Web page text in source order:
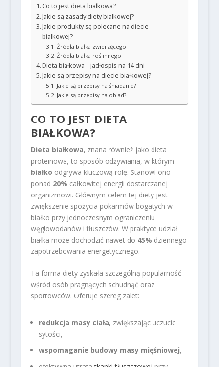
Co to jest dieta białkowa?
Jakie są zasady diety białkowej?
Jakie produkty są polecane na diecie
białkowej?
Źródła białka zwierzęcego
Źródła białka roślinnego
Dieta białkowa – jadłospis na 14 dni
Jakie są przepisy na diecie białkowej?
Jakie są przepisy na śniadanie?
Jakie są przepisy na obiad?
CO TO JEST DIETA
BIAŁKOWA?
Dieta białkowa, znana również jako dieta
proteinowa, to sposób odżywiania, w którym
białko odgrywa kluczową rolę. Stanowi ono
ponad 20% całkowitej energii dostarczanej
organizmowi. Głównym celem tej diety jest
zwiększenie spożycia pokarmów bogatych w
białko przy jednoczesnym ograniczeniu
węglowodanów i tłuszczów. W praktyce udział
białka może dochodzić nawet do 45% dziennego
zapotrzebowania energetycznego.
Ta forma diety zyskała szczególną popularność
wśród osób pragnących schudnąć oraz
sportowców. Oferuje szereg zalet:
redukcja masy ciała, zwiększając uczucie
sytości,
wspomaganie budowy masy mięśniowej,